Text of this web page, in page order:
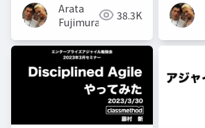
Arata
Fujimura
38.3K